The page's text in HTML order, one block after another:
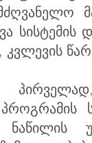
სისტემის
ნაწილის